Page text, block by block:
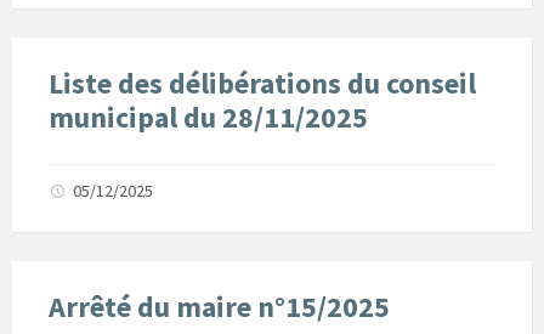
Liste des délibérations du conseil
municipal du 28/11/2025
05/12/2025
Arrêté du maire n°15/2025